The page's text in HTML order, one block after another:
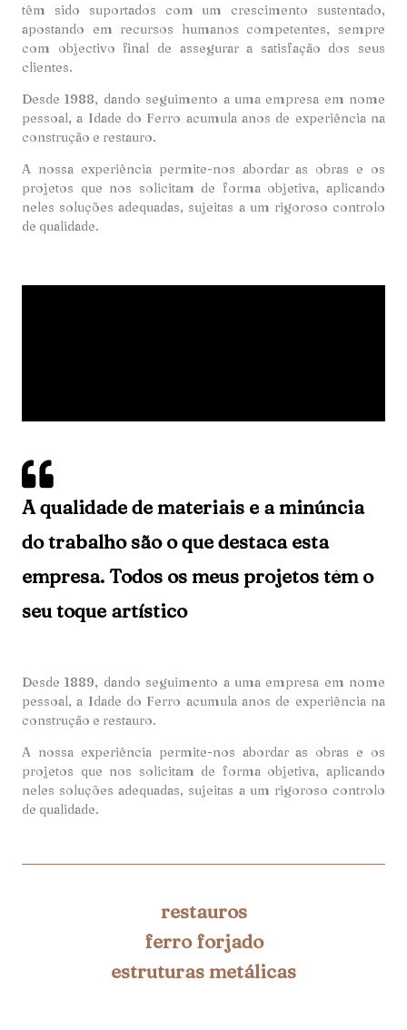
A qualidade de materiais e a minúncia
do trabalho são o que destaca esta
empresa. Todos os meus projetos têm o
seu toque artístico
Desde 1889, dando seguimento a uma empresa em nome
pessoal, a Idade do Ferro acumula anos de experiência na
construção e restauro.
A nossa experiência permite-nos abordar as obras e os
projetos que nos solicitam de forma objetiva, aplicando
neles soluções adequadas, sujeitas a um rigoroso controlo
de qualidade.
restauros
ferro forjado
estruturas metálicas
têm sido suportados com um crescimento sustentado,
apostando em recursos humanos competentes, sempre
com objectivo final de assegurar a satisfação dos seus
clientes.
Desde 1988, dando seguimento a uma empresa em nome
pessoal, a Idade do Ferro acumula anos de experiência na
construção e restauro.
A nossa experiência permite-nos abordar as obras e os
projetos que nos solicitam de forma objetiva, aplicando
neles soluções adequadas, sujeitas a um rigoroso controlo
de qualidade.